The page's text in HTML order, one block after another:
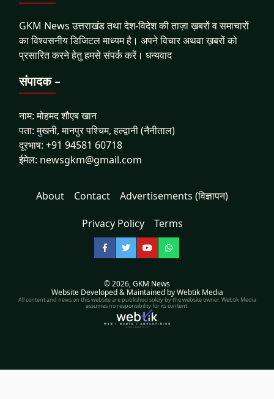
GKM News उत्तराखंड तथा देश-विदेश की ताज़ा ख़बरों व समाचारों
का विश्वसनीय डिजिटल माध्यम है। अपने विचार अथवा ख़बरों को
प्रसारित करने हेतु हमसे संपर्क करें। धन्यवाद
संपादक –
नाम: मोहमद शौएब खान
पता: मुखनी, मानपुर पश्चिम, हल्द्वानी (नैनीताल)
दूरभाष: +91 94581 60718
ईमेल: newsgkm@gmail.com
About Contact Advertisements (विज्ञापन)
Privacy Policy Terms
Facebook
TwitterYouTubeWhatsApp
© 2026,GKM News
Website Developed & Maintained by Webtik Media
All content and news on this website are published solely by the website owner. Webtik Media
assumes no responsibility for its content.